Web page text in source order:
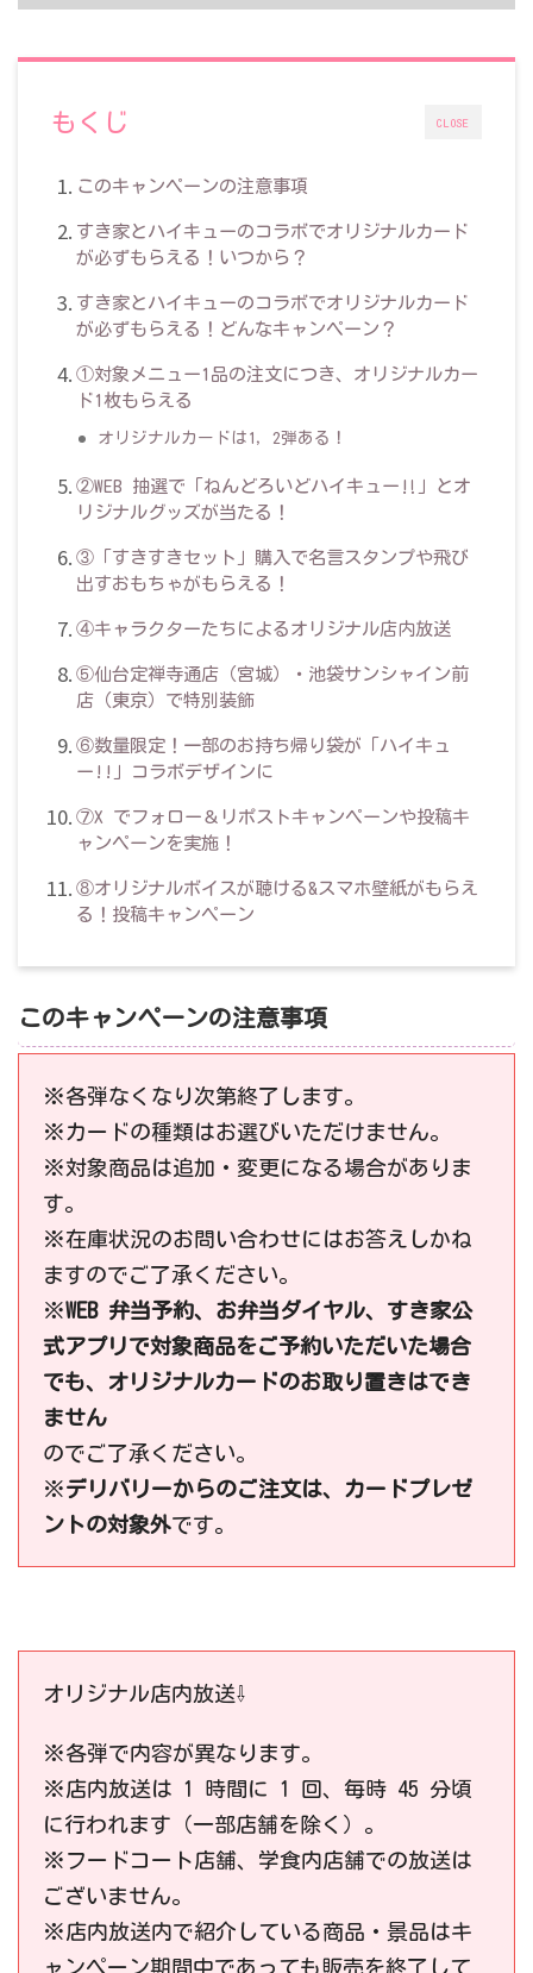
CLOSE
もくじ
このキャンペーンの注意事項
すき家とハイキューのコラボでオリジナルカード
が必ずもらえる！いつから？
すき家とハイキューのコラボでオリジナルカード
が必ずもらえる！どんなキャンペーン？
①対象メニュー1品の注文につき、オリジナルカー
ド1枚もらえる
オリジナルカードは1，2弾ある！
②WEB 抽選で「ねんどろいどハイキュー‼」とオ
リジナルグッズが当たる！
③「すきすきセット」購入で名言スタンプや飛び
出すおもちゃがもらえる！
④キャラクターたちによるオリジナル店内放送
⑤仙台定禅寺通店（宮城）・池袋サンシャイン前
店（東京）で特別装飾
⑥数量限定！一部のお持ち帰り袋が「ハイキュ
ー!!」コラボデザインに
⑦X でフォロー＆リポストキャンペーンや投稿キ
ャンペーンを実施！
⑧オリジナルボイスが聴ける&スマホ壁紙がもらえ
る！投稿キャンペーン
このキャンペーンの注意事項
※各弾なくなり次第終了します。
※カードの種類はお選びいただけません。
※対象商品は追加・変更になる場合がありま
す。
※在庫状況のお問い合わせにはお答えしかね
ますのでご了承ください。
※WEB 弁当予約、お弁当ダイヤル、すき家公
式アプリで対象商品をご予約いただいた場合
でも、オリジナルカードのお取り置きはでき
ません
のでご了承ください。
※デリバリーからのご注文は、カードプレゼ
ントの対象外です。
オリジナル店内放送⇩
※各弾で内容が異なります。
※店内放送は 1 時間に 1 回、毎時 45 分頃
に行われます（一部店舗を除く）。
※フードコート店舗、学食内店舗での放送は
ございません。
※店内放送内で紹介している商品・景品はキ
ャンペーン期間中であっても販売を終了して